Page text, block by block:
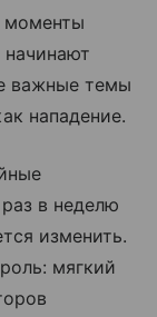
моменты
важные темы
нападение.
в неделю
изменить.
мягкий